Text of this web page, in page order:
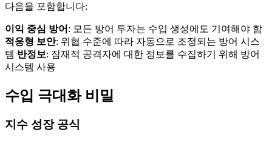
다음을 포함합니다:
이익 중심 방어 : 모든 방어 투자는 수입 생성에도 기여해야 함
적응형 보안: 위협 수준에 따라 자동으로 조정되는 방어 시스
템 반정보: 잠재적 공격자에 대한 정보를 수집하기 위해 방어
시스템 사용
수입 극대화 비밀
지수 성장 공식